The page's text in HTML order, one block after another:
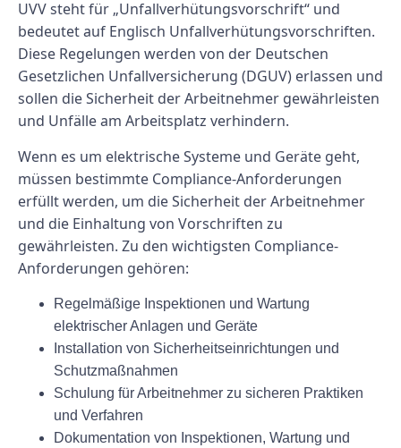
UVV steht für „Unfallverhütungsvorschrift“ und
bedeutet auf Englisch Unfallverhütungsvorschriften.
Diese Regelungen werden von der Deutschen
Gesetzlichen Unfallversicherung (DGUV) erlassen und
sollen die Sicherheit der Arbeitnehmer gewährleisten
und Unfälle am Arbeitsplatz verhindern.
Wenn es um elektrische Systeme und Geräte geht,
müssen bestimmte Compliance-Anforderungen
erfüllt werden, um die Sicherheit der Arbeitnehmer
und die Einhaltung von Vorschriften zu
gewährleisten. Zu den wichtigsten Compliance-
Anforderungen gehören:
Regelmäßige Inspektionen und Wartung
elektrischer Anlagen und Geräte
Installation von Sicherheitseinrichtungen und
Schutzmaßnahmen
Schulung für Arbeitnehmer zu sicheren Praktiken
und Verfahren
Dokumentation von Inspektionen, Wartung und